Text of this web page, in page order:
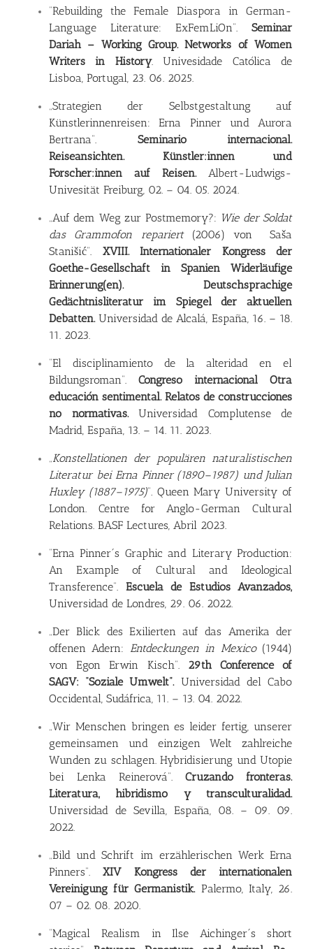
“Rebuilding the Female Diaspora in German-
Language Literature: ExFemLiOn”. Seminar
Dariah – Working Group. Networks of Women
Writers in History. Univesidade Católica de
Lisboa, Portugal, 23. 06. 2025.
„Strategien der Selbstgestaltung auf
Künstlerinnenreisen: Erna Pinner und Aurora
Bertrana”. Seminario internacional.
Reiseansichten. Künstler:innen und
Forscher:innen auf Reisen. Albert-Ludwigs-
Univesität Freiburg, 02. – 04. 05. 2024.
„Auf dem Weg zur Postmemory?: Wie der Soldat
das Grammofon repariert (2006) von Saša
Stanišić”.
XVIII. Internationaler Kongress der
Goethe-Gesellschaft in Spanien Widerläufige
Erinnerung(en). Deutschsprachige
Gedächtnisliteratur im Spiegel der aktuellen
Debatten.Universidad de Alcalá, España, 16. – 18.
11. 2023.
“El disciplinamiento de la alteridad en el
Bildungsroman”. Congreso internacional Otra
educación sentimental. Relatos de construcciones
no normativas. Universidad Complutense de
Madrid, España, 13. – 14. 11. 2023.
„Konstellationen der populären naturalistischen
Literatur bei Erna Pinner (1890–1987) und Julian
Huxley (1887–1975)” Queen Mary University of
London. Centre for Anglo-German Cultural
Relations. BASF Lectures, Abril 2023.
“Erna Pinner´s Graphic and Literary Production:
An Example of Cultural and Ideological
Transference”. Escuela de Estudios Avanzados,
Universidad de Londres, 29. 06. 2022.
„Der Blick des Exilierten auf das Amerika der
offenen Adern:
Entdeckungen in Mexico (1944)
von Egon Erwin Kisch”. 29th Conference of
SAGV: “Soziale Umwelt”. Universidad del Cabo
Occidental, Sudáfrica, 11. – 13. 04. 2022.
„Wir Menschen bringen es leider fertig, unserer
gemeinsamen und einzigen Welt zahlreiche
Wunden zu schlagen. Hybridisierung und Utopie
bei Lenka Reinerová”. Cruzando fronteras.
Literatura, hibridismo y transculturalidad.
Universidad de Sevilla, España, 08. – 09. 09.
2022.
„Bild und Schrift im erzählerischen Werk Erna
Pinners”.
XIV Kongress der internationalen
Vereinigung für Germanistik. Palermo, Italy, 26.
07 – 02. 08. 2020.
“Magical Realism in Ilse Aichinger´s short